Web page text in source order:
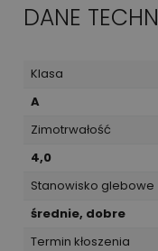
DANE
Klasa
A
Zimotrwałość
4,0
Stanowisko glebowe
średnie, dobre
Termin kłoszenia